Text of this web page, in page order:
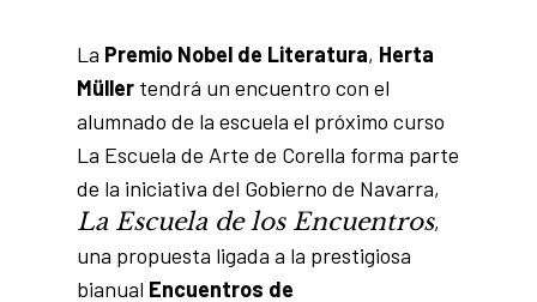
La Premio Nobel de Literatura, Herta
Müller tendrá un encuentro con el
alumnado de la escuela el próximo curso
La Escuela de Arte de Corella forma parte
de la iniciativa del Gobierno de Navarra,
La Escuela de los Encuentros,
una propuesta ligada a la prestigiosa
bianual Encuentros de